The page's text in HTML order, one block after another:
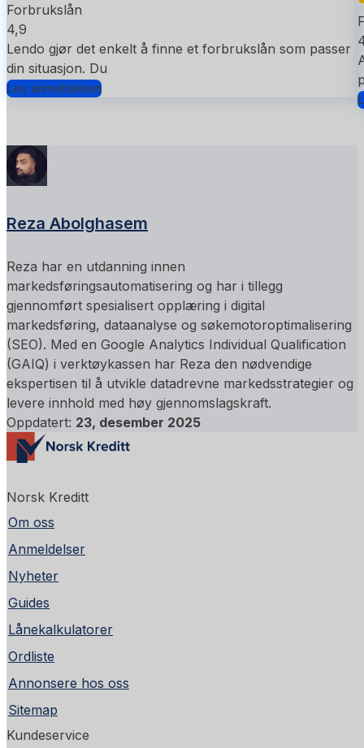
Forbrukslån
4,9
Lendo gjør det enkelt å finne et forbrukslån som passer
din situasjon. Du
Les anmeldelsen
Reza Abolghasem
Reza har en utdanning innen
markedsføringsautomatisering og har i tillegg
gjennomført spesialisert opplæring i digital
markedsføring, dataanalyse og søkemotoroptimalisering
(SEO). Med en Google Analytics Individual Qualification
(GAIQ) i verktøykassen har Reza den nødvendige
ekspertisen til å utvikle datadrevne markedsstrategier og
levere innhold med høy gjennomslagskraft.
Oppdatert: 23, desember 2025
Norsk Kreditt
Om oss
Anmeldelser
Nyheter
Guides
Lånekalkulatorer
Ordliste
Annonsere hos oss
Sitemap
Kundeservice